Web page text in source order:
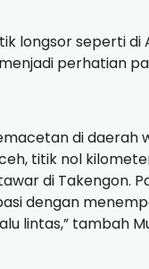
longsor seperti di
perhatian
di daerah
titik nol
di Takengon.
dengan
lintas,” tambah